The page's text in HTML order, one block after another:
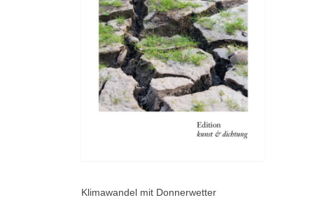
Klimawandel mit Donnerwetter